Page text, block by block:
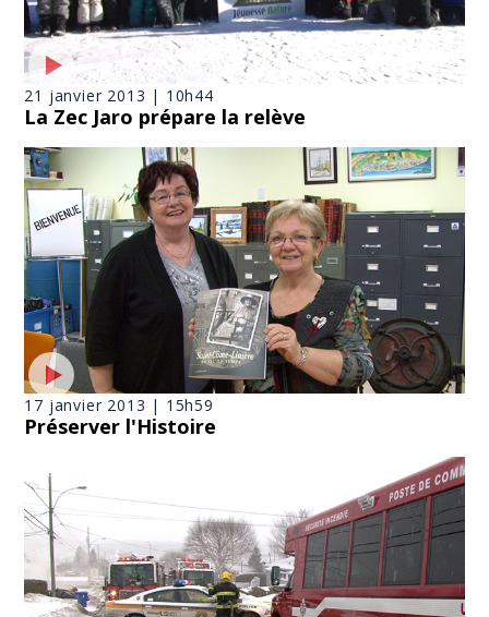
21 janvier 2013 | 10h44
La Zec Jaro prépare la relève
17 janvier 2013 | 15h59
Préserver l'Histoire